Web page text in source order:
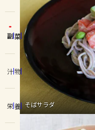
ホーム
コンテンツ
レシピ
人気の食材・レシピ
きゅうり なす
ピーマン
み
副菜
汁物
栄養 そばサラダ